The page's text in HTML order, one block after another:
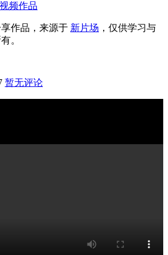
视频作品
作品，来源于 新片场 ，仅供学习与
。
暂无评论